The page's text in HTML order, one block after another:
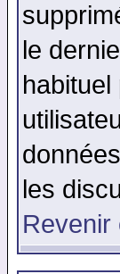
le
les
Revenir